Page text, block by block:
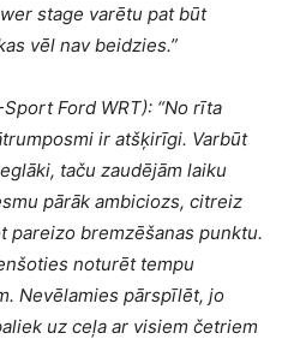
stage varētu pat būt
vēl nav beidzies.”
Ford WRT): “No rīta
ir atšķirīgi. Varbūt
taču zaudējām laiku
pārāk ambiciozs, citreiz
pareizo bremzēšanas punktu.
noturēt tempu
Nevēlamies pārspīlēt, jo
uz ceļa ar visiem četriem